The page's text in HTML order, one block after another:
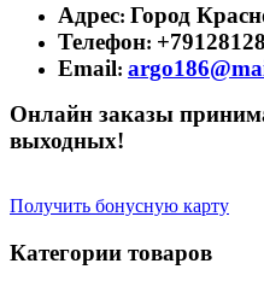
Адрес: Город
Телефон:
Email:
Онлайн заказы
выходных!
Получить бонусную карту
Категории товаров